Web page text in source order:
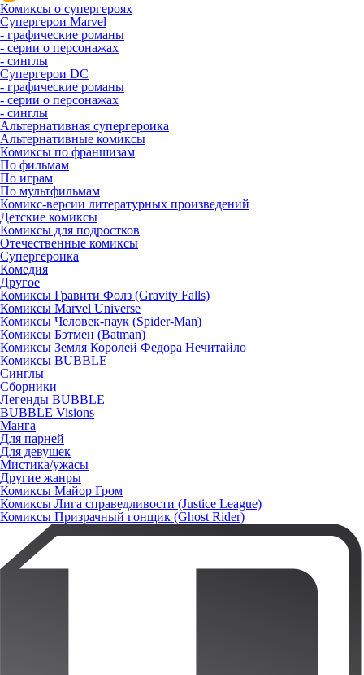
Комиксы о супергероях
Супергерои Marvel
- графические романы
- серии о персонажах
- синглы
Супергерои DC
- графические романы
- серии о персонажах
- синглы
Альтернативная супергероика
Альтернативные комиксы
Комиксы по франшизам
По фильмам
По играм
По мультфильмам
Комикс-версии литературных произведений
Детские комиксы
Комиксы для подростков
Отечественные комиксы
Супергероика
Комедия
Другое
Комиксы Гравити Фолз (Gravity Falls)
Комиксы Marvel Universe
Комиксы Человек-паук (Spider-Man)
Комиксы Бэтмен (Batman)
Комиксы Земля Королей Федора Нечитайло
Комиксы BUBBLE
Синглы
Сборники
Легенды BUBBLE
BUBBLE Visions
Манга
Для парней
Для девушек
Мистика/ужасы
Другие жанры
Комиксы Майор Гром
Комиксы Лига справедливости (Justice League)
Комиксы Призрачный гонщик (Ghost Rider)